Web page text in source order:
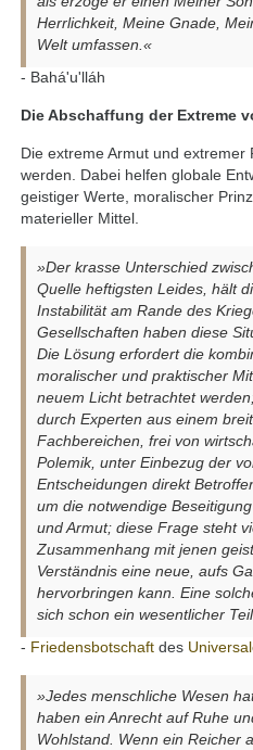
Herrlichkeit, Meine Gnade,
Welt umfassen.«
- Bahá'u'lláh
Die Abschaffung der Extreme
Die extreme Armut und
werden. Dabei helfen globale
geistiger Werte, moralischer
materieller Mittel.
»Der krasse Unterschied
Quelle heftigsten Leides, hält
Instabilität am Rande des
Gesellschaften haben diese
Die Lösung erfordert die
moralischer und praktischer
neuem Licht betrachtet
durch Experten aus einem
Fachbereichen, frei von
Polemik, unter Einbezug der
Entscheidungen direkt
um die notwendige
und Armut; diese Frage steht
Zusammenhang mit jenen
Verständnis eine neue, aufs
hervorbringen kann. Eine
sich schon ein wesentlicher
- Friedensbotschaft des
»Jedes menschliche Wesen
haben ein Anrecht auf Ruhe
Wohlstand. Wenn ein Reicher